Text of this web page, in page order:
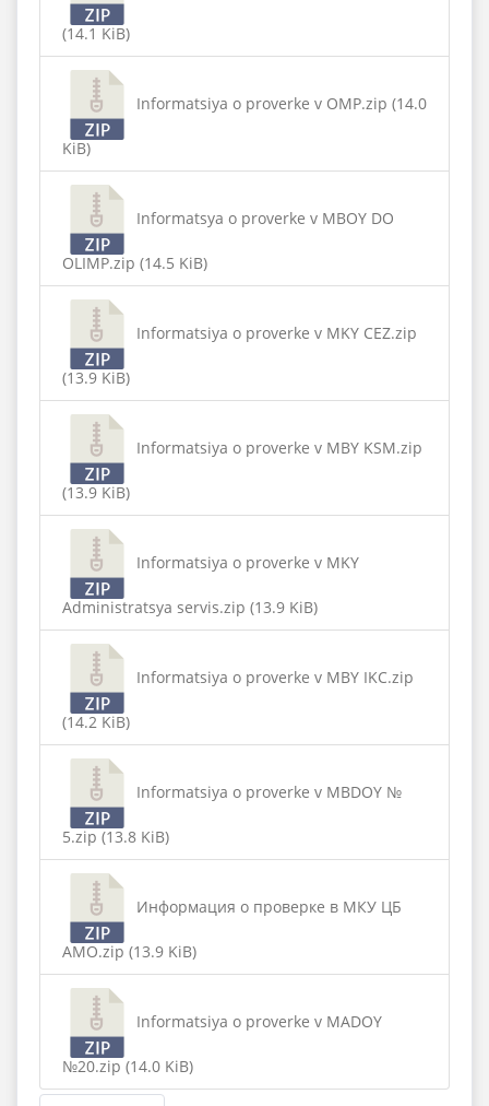
(14.1 KiB)
Informatsiya o proverke v OMP.zip (14.0
KiB)
Informatsya o proverke v MBOY DO
OLIMP.zip (14.5 KiB)
Informatsiya o proverke v MKY CEZ.zip
(13.9 KiB)
Informatsiya o proverke v MBY KSM.zip
(13.9 KiB)
Informatsiya o proverke v MKY
Administratsya servis.zip (13.9 KiB)
Informatsiya o proverke v MBY IKC.zip
(14.2 KiB)
Informatsiya o proverke v MBDOY №
5.zip (13.8 KiB)
Информация о проверке в МКУ ЦБ
АМО.zip (13.9 KiB)
Informatsiya o proverke v MADOY
№20.zip (14.0 KiB)